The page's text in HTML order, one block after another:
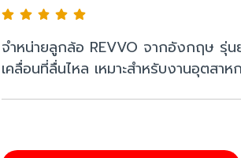
จำหน่ายลูกล้อ REVVO จากอังกฤษ รุ่
เคลื่อนที่ลื่นไหล เหมาะสำหรับงานอุตสาห